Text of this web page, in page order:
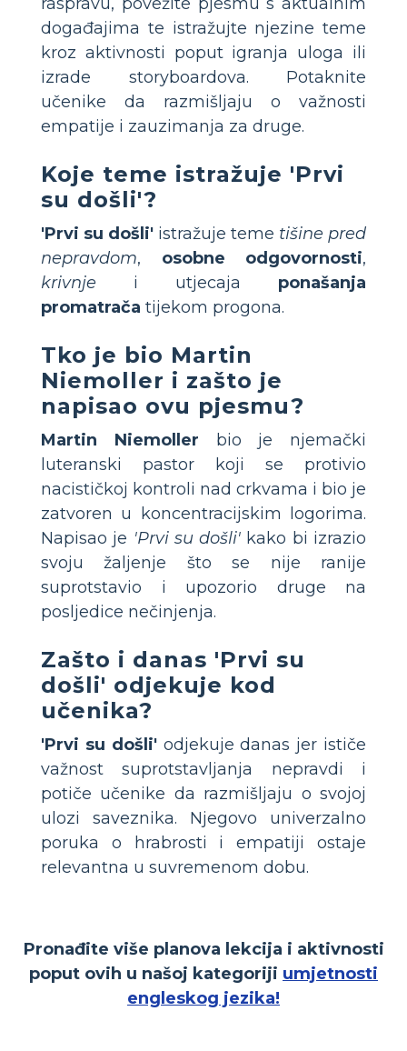
događajima te istražujte njezine teme
kroz aktivnosti poput igranja uloga ili
izrade storyboardova. Potaknite
učenike da razmišljaju o važnosti
empatije i zauzimanja za druge.
Koje teme istražuje 'Prvi
su došli'?
'Prvi su došli' istražuje teme tišine pred
nepravdom, osobne odgovornosti,
krivnje i utjecaja ponašanja
promatrača tijekom progona.
Tko je bio Martin
Niemoller i zašto je
napisao ovu pjesmu?
Martin Niemoller bio je njemački
luteranski pastor koji se protivio
nacističkoj kontroli nad crkvama i bio je
zatvoren u koncentracijskim logorima.
Napisao je 'Prvi su došli' kako bi izrazio
svoju žaljenje što se nije ranije
suprotstavio i upozorio druge na
posljedice nečinjenja.
Zašto i danas 'Prvi su
došli' odjekuje kod
učenika?
'Prvi su došli'odjekuje danas jer ističe
važnost suprotstavljanja nepravdi i
potiče učenike da razmišljaju o svojoj
ulozi saveznika. Njegovo univerzalno
poruka o hrabrosti i empatiji ostaje
relevantna u suvremenom dobu.
Pronađite više planova lekcija i aktivnosti
poput ovih u našoj kategoriji umjetnosti
engleskog jezika!